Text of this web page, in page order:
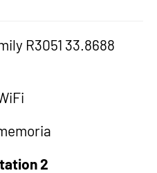
R3051 33.8688
2